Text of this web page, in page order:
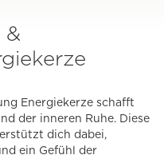
&
Energiekerze schafft
der inneren Ruhe. Diese
dich dabei,
ein Gefühl der